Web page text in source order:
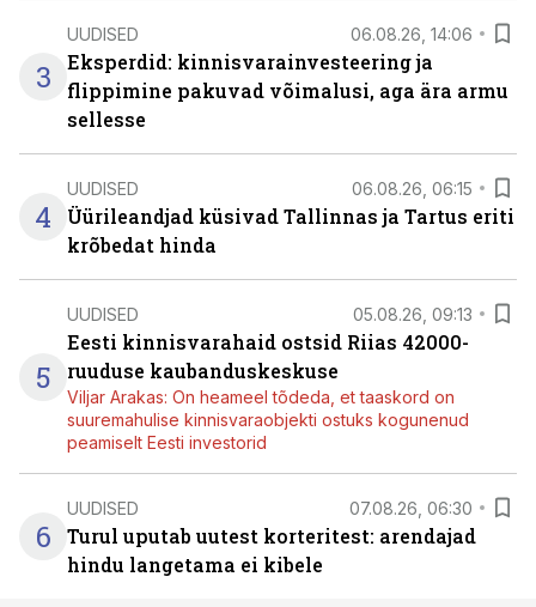
3
UUDISED 06.08.26, 14:06
Eksperdid: kinnisvarainvesteering ja
flippimine pakuvad võimalusi, aga ära armu
sellesse
4
UUDISED 06.08.26, 06:15
Üürileandjad küsivad Tallinnas ja Tartus eriti
krõbedat hinda
5
UUDISED 05.08.26, 09:13
Eesti kinnisvarahaid ostsid Riias 42000-
ruuduse kaubanduskeskuse
Viljar Arakas: On heameel tõdeda, et taaskord on
suuremahulise kinnisvaraobjekti ostuks kogunenud
peamiselt Eesti investorid
6
UUDISED 07.08.26, 06:30
Turul uputab uutest korteritest: arendajad
hindu langetama ei kibele